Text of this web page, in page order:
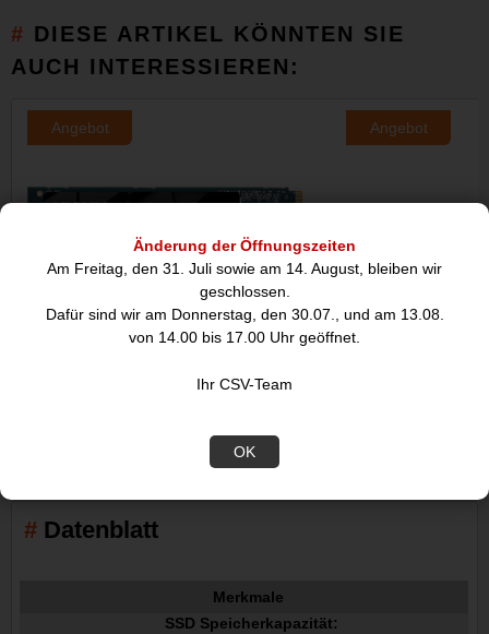
Änderung der Öffnungszeiten
Am Freitag, den 31. Juli sowie am 14. August, bleiben wir
geschlossen.
Dafür sind wir am Donnerstag, den 30.07., und am 13.08.
von 14.00 bis 17.00 Uhr geöffnet.
Ihr CSV-Team
OK
DIESE ARTIKEL KÖNNTEN SIE
AUCH INTERESSIEREN:
Angebot
268,67 €
Angebot
Datenblatt
Merkmale
SSD Speicherkapazität: